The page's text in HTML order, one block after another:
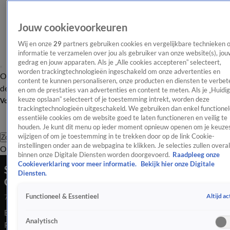
OverzichtAfleveringen Entertainment TV Algemeen
Tip
de redactieNieuwsbrief
Volg Shownieuws
Zoeken
OverzichtEntertainmentSpraakmakendRealityCrimeVideo's
Shownieuws-tafel over mishandelingszaak Peter
Gillis
7 juli 2023, 08:09
Een opvallende wending in de mishandelingszaak rondom
Peter Gillis: het OM heeft vandaag bekend gemaakt de
Jouw cookievoorkeuren
Wij en onze 29 partners gebruiken cookies en vergelijkbare technieken
informatie te verzamelen over jou als gebruiker van onze website(s),
gedrag en jouw apparaten. Als je „Alle cookies accepteren” selecteert,
worden trackingtechnologieën ingeschakeld om onze advertenties en
content te kunnen personaliseren, onze producten en diensten te
en om de prestaties van advertenties en content te meten. Als je
keuze opslaan” selecteert of je toestemming intrekt, worden deze
trackingtechnologieën uitgeschakeld. We gebruiken dan enkel
essentiële cookies om de website goed te laten functioneren en veilig te
houden. Je kunt dit menu op ieder moment opnieuw openen om je
wijzigen of om je toestemming in te trekken door op de link Cookie-
instellingen onder aan de webpagina te klikken. Je selecties zullen overal
binnen onze Digitale Diensten worden doorgevoerd. Raadpleeg onze
Cookieverklaring voor meer informatie.
Bekijk hier onze Digitale
Diensten.
Functioneel & Essentieel Altijd
Analytisch